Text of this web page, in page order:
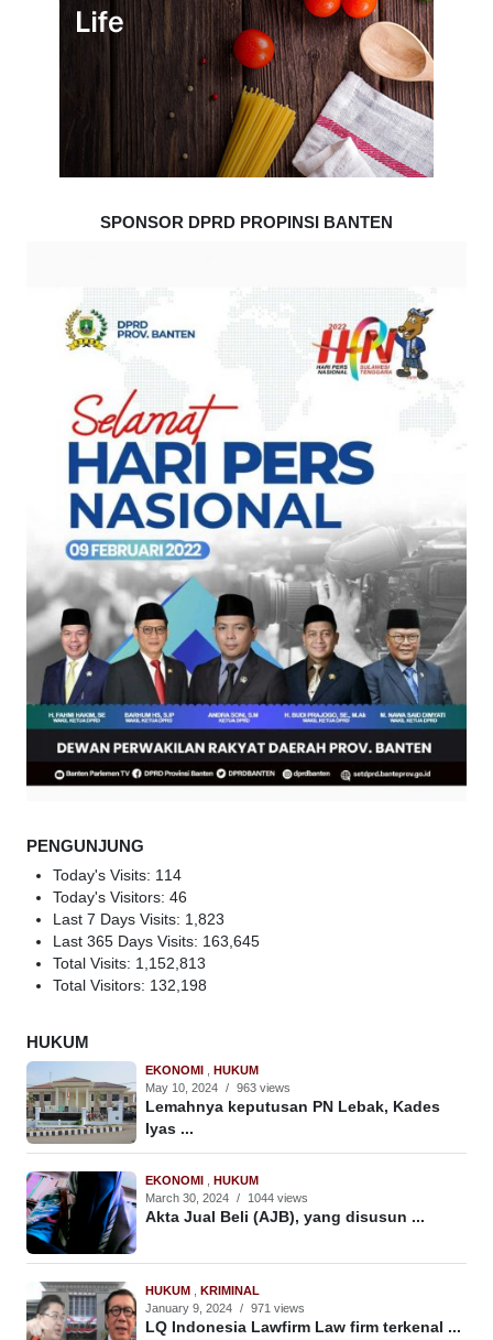
SPONSOR DPRD PROPINSI BANTEN
PENGUNJUNG
Today's Visits: 114
Today's Visitors: 46
Last 7 Days Visits: 1,823
Last 365 Days Visits: 163,645
Total Visits: 1,152,813
Total Visitors: 132,198
HUKUM
EKONOMI , HUKUM
May 10, 2024 / 963 views
Lemahnya keputusan PN Lebak, Kades
Iyas ...
EKONOMI , HUKUM
March 30, 2024 / 1044 views
Akta Jual Beli (AJB), yang disusun ...
HUKUM , KRIMINAL
January 9, 2024 / 971 views
LQ Indonesia Lawfirm Law firm terkenal ...